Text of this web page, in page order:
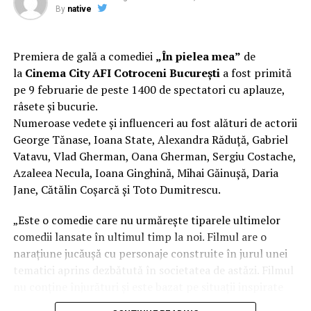
DoljAZI
masteratului în regie de film de la MetFilm School
Londra, a colaborat la realizarea primului său
parteAdrian Pădurețu (imagine), Bogdan Ivanovici
(sunet), Anca Miron (scenografie), Francisca Vass
(costume).
O comedie actuală și colorată, filmul„În pielea mea”
are premiera națională pe 10 februarie, distribuit de
T.R.I.B.E. Films.
Mai multe detalii, imagini de la filmări, fragmente din
film și declarații din partea actorilor sunt disponibile pe
paginile social media ale filmului deFacebook,
Instagram,TikTok .
„În Pielea Mea”
este un film produs de: CB MOTION
By native
Premiera de gală a comediei „În pielea mea” de
la Cinema City AFI Cotroceni Bucureștia fost primită
pe 9 februarie de peste 1400 de spectatori cu aplauze,
râsete și bucurie.
Numeroase vedete și influenceri au fost alături de actorii
George Tănase, Ioana State, Alexandra Răduță, Gabriel
Vatavu, Vlad Gherman, Oana Gherman, Sergiu Costache,
Azaleea Necula, Ioana Ginghină, Mihai Găinușă, Daria
Jane, Cătălin Coșarcă și Toto Dumitrescu.
„Este o comedie care nu urmărește tiparele ultimelor
comedii lansate în ultimul timp la noi. Filmul are o
narațiune jucăușă cu personaje construite în jurul unei
tematici aprins dezbătută în societatea de astăzi. Filmul
din viața reală.”, spune regizorul Paul Decu.